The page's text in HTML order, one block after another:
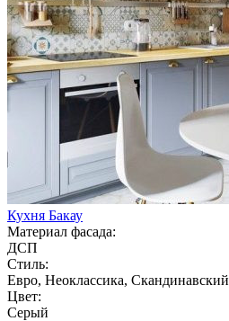
Кухня Бакау
Материал фасада:
ДСП
Стиль:
Евро, Неоклассика, Скандинавский
Цвет:
Серый